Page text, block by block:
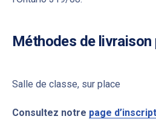
Méthodes de livraison
Salle de classe, sur place
Consultez notre page